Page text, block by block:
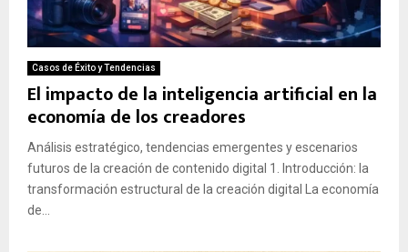
Casos de Éxito y Tendencias
El impacto de la inteligencia artificial en la
economía de los creadores
Análisis estratégico, tendencias emergentes y escenarios
futuros de la creación de contenido digital 1. Introducción: la
transformación estructural de la creación digital La economía
de...